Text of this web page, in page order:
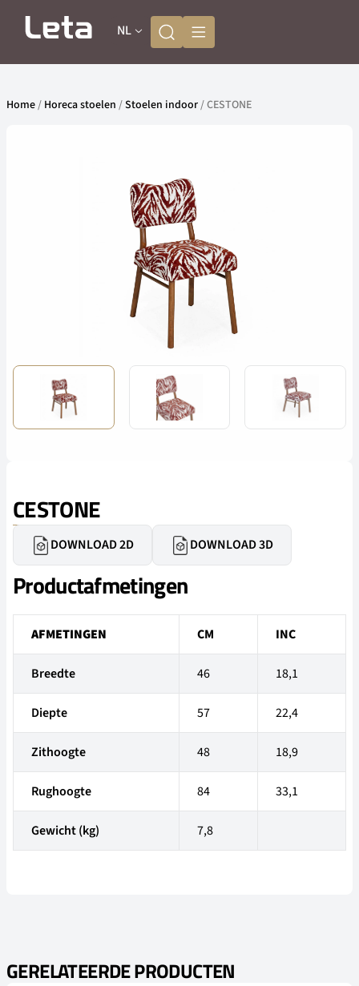
NL
Home/ Horeca stoelen /Stoelen indoor/ CESTONE
CESTONE
DOWNLOAD 2D DOWNLOAD 3D
Productafmetingen
AFMETINGEN CM INC
Breedte 46 18,1
Diepte 57 22,4
Zithoogte 48 18,9
Rughoogte 84 33,1
Gewicht (kg) 7,8
GERELATEERDE PRODUCTEN